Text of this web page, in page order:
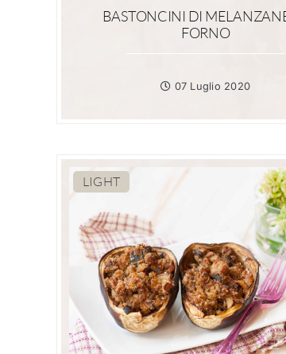
BASTONCINI DI
FORNO
07 Luglio 2020
LIGHT